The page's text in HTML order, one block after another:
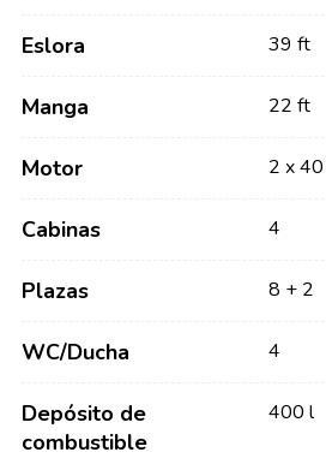
Eslora 39 ft
Manga 22 ft
Motor 2 x 40
Cabinas 4
Plazas 8 + 2
WC/Ducha 4
Depósito de
combustible
400 l